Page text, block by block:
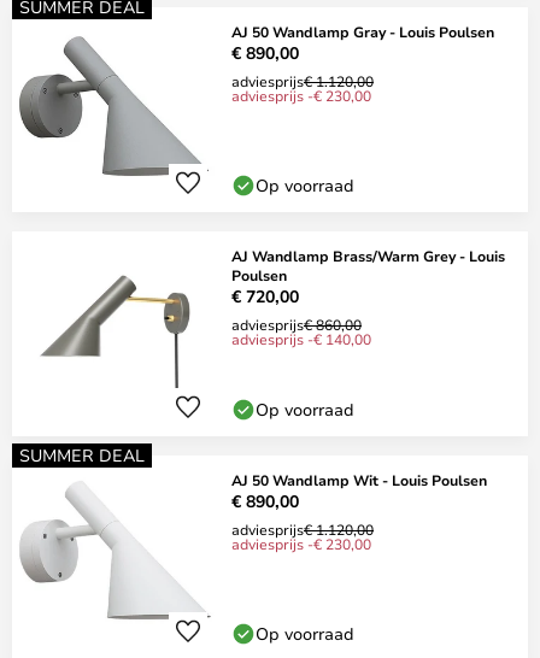
SUMMER DEAL
AJ 50 Wandlamp Gray - Louis Poulsen
€ 890,00
adviesprijs€ 1.120,00
adviesprijs -€ 230,00
Op voorraad
AJ Wandlamp Brass/Warm Grey - Louis
Poulsen
€ 720,00
adviesprijs€ 860,00
adviesprijs -€ 140,00
Op voorraad
SUMMER DEAL
AJ 50 Wandlamp Wit - Louis Poulsen
€ 890,00
adviesprijs€ 1.120,00
adviesprijs -€ 230,00
Op voorraad